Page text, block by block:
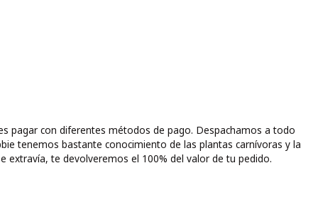
pagar con diferentes métodos de pago. Despachamos a todo
tenemos bastante conocimiento de las plantas carnívoras y la
te devolveremos el 100% del valor de tu pedido.